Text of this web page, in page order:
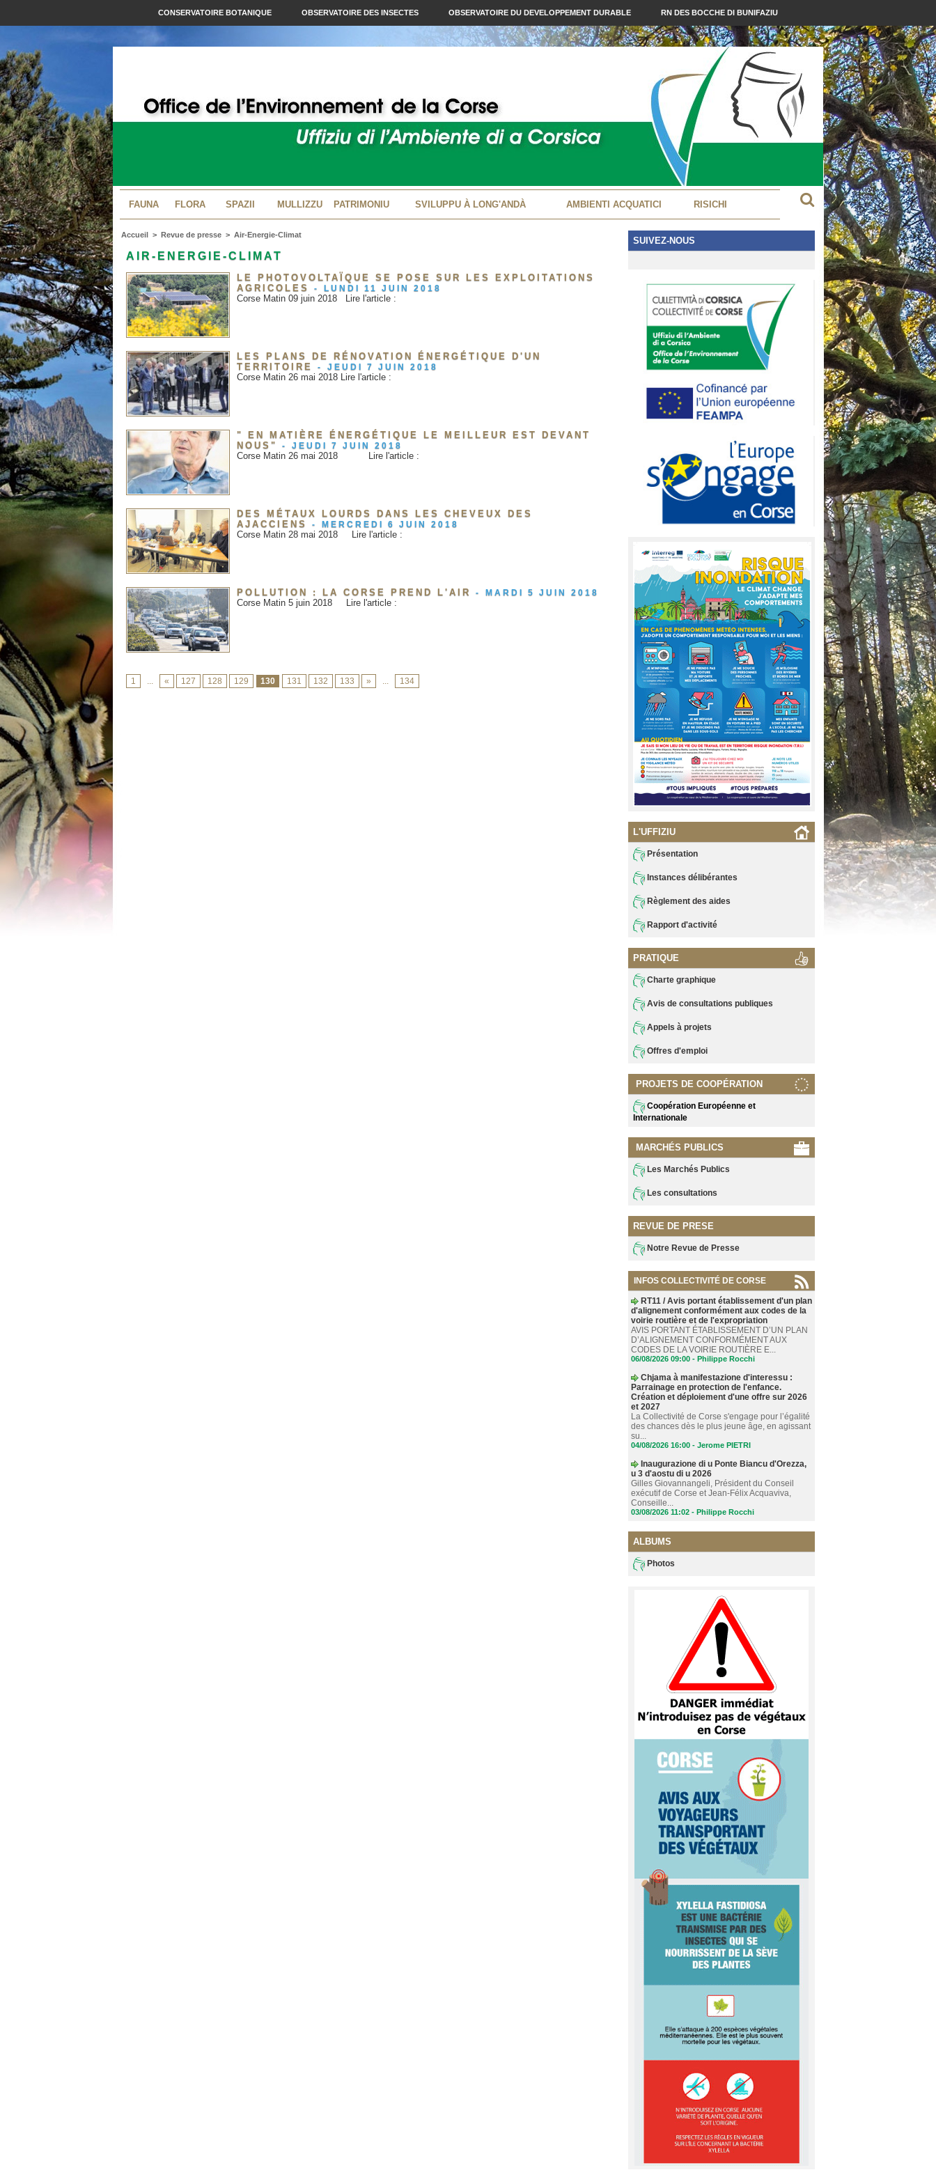
CONSERVATOIRE BOTANIQUE OBSERVATOIRE DES INSECTES OBSERVATOIRE DU DEVELOPPEMENT DURABLE RN DES BOCCHE DI BUNIFAZIU
FAUNA FLORA SPAZII MULLIZZU PATRIMONIU SVILUPPU À LONG'ANDÀ AMBIENTI ACQUATICI RISICHI
Accueil > Revue de presse > Air-Energie-Climat
AIR-ENERGIE-CLIMAT
LE PHOTOVOLTAÏQUE SE POSE SUR LES EXPLOITATIONS
AGRICOLES
- LUNDI 11 JUIN 2018
Corse Matin 09 juin 2018 Lire l'article :
LES PLANS DE RÉNOVATION ÉNERGÉTIQUE D'UN
TERRITOIRE
- JEUDI 7 JUIN 2018
Corse Matin 26 mai 2018 Lire l'article :
" EN MATIÈRE ÉNERGÉTIQUE LE MEILLEUR EST DEVANT
NOUS"
- JEUDI 7 JUIN 2018
Corse Matin 26 mai 2018 Lire l'article :
DES MÉTAUX LOURDS DANS LES CHEVEUX DES
AJACCIENS
- MERCREDI 6 JUIN 2018
Corse Matin 28 mai 2018 Lire l'article :
POLLUTION : LA CORSE PREND L'AIR - MARDI 5 JUIN 2018
Corse Matin 5 juin 2018 Lire l'article :
1 ... « 127 128 129 130 131 132 133 » ... 134
SUIVEZ-NOUS
L'UFFIZIU
Présentation
Instances délibérantes
Règlement des aides
Rapport d'activité
PRATIQUE
Charte graphique
Avis de consultations publiques
Appels à projets
Offres d'emploi
PROJETS DE COOPÉRATION
Coopération Européenne et
Internationale
MARCHÉS PUBLICS
Les Marchés Publics
Les consultations
REVUE DE PRESE
Notre Revue de Presse
INFOS COLLECTIVITÉ DE CORSE
RT11 / Avis portant établissement d'un plan
d'alignement conformément aux codes de la
voirie routière et de l'expropriation
AVIS PORTANT ÉTABLISSEMENT D’UN PLAN
D’ALIGNEMENT CONFORMÉMENT AUX
CODES DE LA VOIRIE ROUTIÈRE E...
06/08/2026 09:00 - Philippe Rocchi
Chjama à manifestazione d'interessu :
Parrainage en protection de l'enfance.
Création et déploiement d'une offre sur 2026
et 2027
La Collectivité de Corse s'engage pour l’égalité
des chances dès le plus jeune âge, en agissant
su...
04/08/2026 16:00 - Jerome PIETRI
Inaugurazione di u Ponte Biancu d'Orezza,
u 3 d'aostu di u 2026
Gilles Giovannangeli, Président du Conseil
exécutif de Corse et Jean-Félix Acquaviva,
Conseille...
03/08/2026 11:02 - Philippe Rocchi
ALBUMS
Photos